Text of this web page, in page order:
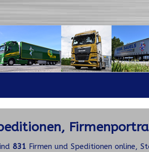
831 Firmen und Speditionen online,